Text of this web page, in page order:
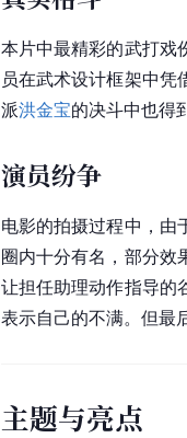
本片中最精彩的武打戏
员在武术设计框架中
派洪金宝的决斗中也得
演员纷争
电影的拍摄过程中，由
圈内十分有名，部分效
让担任助理动作指导的
表示自己的不满。但最
主题与亮点